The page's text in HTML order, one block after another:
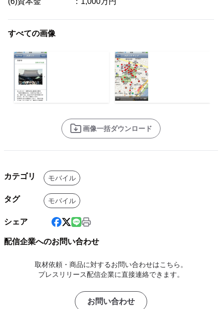
すべての画像
画像一括ダウンロード
カテゴリ モバイル
タグ モバイル
シェア
配信企業へのお問い合わせ
取材依頼・商品に対するお問い合わせはこちら。
プレスリリース配信企業に直接連絡できます。
お問い合わせ